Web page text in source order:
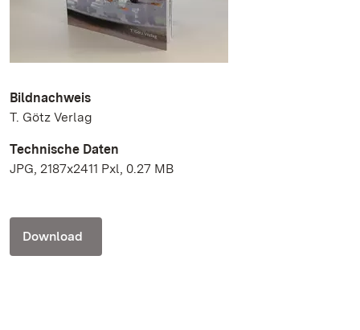
Bildnachweis
T. Götz Verlag
Technische Daten
JPG, 2187x2411 Pxl, 0.27 MB
Download